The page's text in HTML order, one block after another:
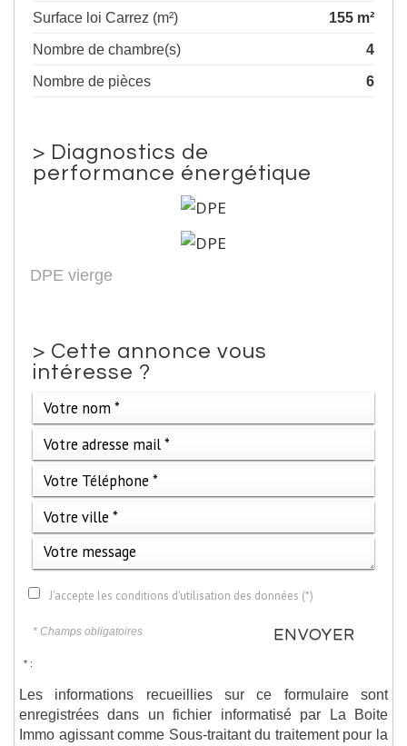
Surface loi Carrez (m²)
155 m²
Nombre de chambre(s)
4
Nombre de pièces
6
> Diagnostics de
performance énergétique
DPE vierge
> Cette annonce vous
intéresse ?
J'accepte les conditions d'utilisation des données (*)
* Champs obligatoires ENVOYER
* :
Les informations recueillies sur ce formulaire sont
enregistrées dans un fichier informatisé par La Boite
Immo agissant comme Sous-traitant du traitement pour la